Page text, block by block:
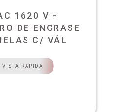
1620 V -
DE ENGRASE
C/ VÁL
VISTA RÁPIDA